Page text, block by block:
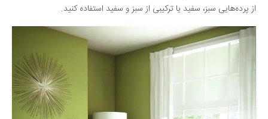
از پرده‌هایی سبز، سفید یا ترکیبی از سبز و سفید استفاده کنید.